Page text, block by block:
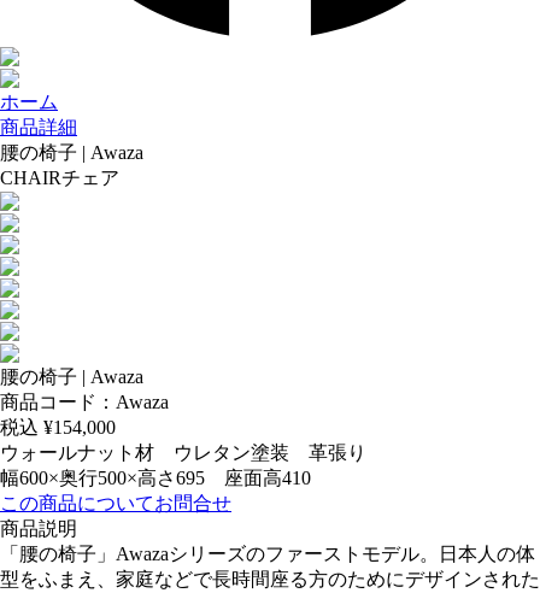
ホーム
商品詳細
腰の椅子 | Awaza
CHAIRチェア
腰の椅子 | Awaza
商品コード：Awaza
税込 ¥154,000
ウォールナット材 ウレタン塗装 革張り
幅600×奥行500×高さ695 座面高410
この商品についてお問合せ
商品説明
「腰の椅子」Awazaシリーズのファーストモデル。日本人の体
型をふまえ、家庭などで長時間座る方のためにデザインされた